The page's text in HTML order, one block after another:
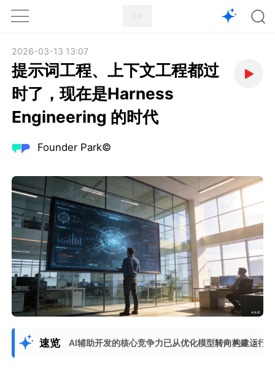
1X
2026-03-13 13:07
提示词工程、上下文工程都过
时了，现在是Harness
Engineering 的时代
Founder Park©
速览 AI辅助开发的核心竞争力已从优化模型转向构建运
展开更多